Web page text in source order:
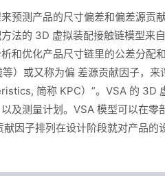
预测产品的尺寸偏差和偏差源
法的 3D 虚拟装配接触链模型来
和优化产品尺寸链里的公差分
）或又称为偏 差源贡献因子，
简称 KPC）”。VSA 的 3D
及测量计划。VSA 模型可以在
因子排列在设计阶段就对产品